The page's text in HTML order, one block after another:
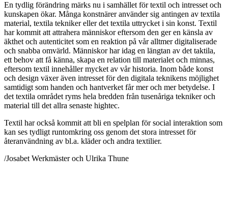
En tydlig förändring märks nu i samhället för textil och intresset och
kunskapen ökar. Många konstnärer använder sig antingen av textila
material, textila tekniker eller det textila uttrycket i sin konst. Textil
har kommit att attrahera människor eftersom den ger en känsla av
äkthet och autenticitet som en reaktion på vår alltmer digitaliserade
och snabba omvärld. Människor har idag en längtan av det taktila,
ett behov att få känna, skapa en relation till materialet och minnas,
eftersom textil innehåller mycket av vår historia. Inom både konst
och design växer även intresset för den digitala teknikens möjlighet
samtidigt som handen och hantverket får mer och mer betydelse. I
det textila området ryms hela bredden från tusenåriga tekniker och
material till det allra senaste hightec.
Textil har också kommit att bli en spelplan för social interaktion som
kan ses tydligt runtomkring oss genom det stora intresset för
återanvändning av bl.a. kläder och andra textilier.
/Josabet Werkmäster och Ulrika Thune